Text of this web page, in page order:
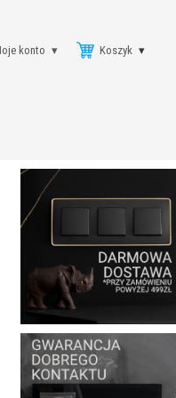
Koszyk
konto